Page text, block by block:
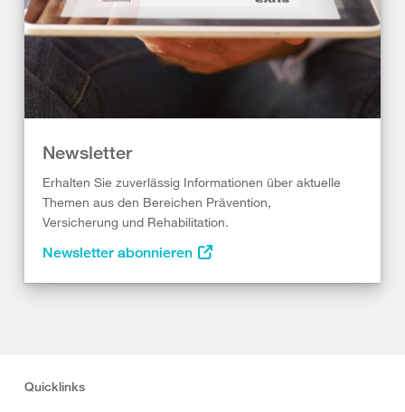
Newsletter
Erhalten Sie zuverlässig Informationen über aktuelle
Themen aus den Bereichen Prävention,
Versicherung und Rehabilitation.
Newsletter abonnieren
Quicklinks